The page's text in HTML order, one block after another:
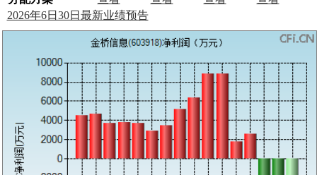
2026年6日30日最新业绩预告